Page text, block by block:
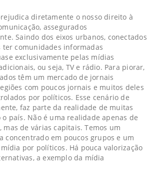
diretamente o nosso direito à
assegurados
Saindo dos eixos urbanos, conectados
ter comunidades informadas
exclusivamente pelas mídias
ou seja, TV e rádio. Para piorar,
têm um mercado de jornais
com poucos jornais e muitos deles
por políticos. Esse cenário de
faz parte da realidade de muitas
o país. Não é uma realidade apenas de
mas de várias capitais. Temos um
concentrado em poucos grupos e um
por políticos. Há pouca valorização
a exemplo da mídia